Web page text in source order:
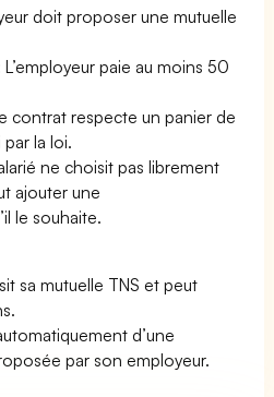
doit proposer une mutuelle
L’employeur paie au moins 50
contrat respecte un panier de
la loi.
ne choisit pas librement
ajouter une
le souhaite.
sa mutuelle TNS et peut
d’une
par son employeur.